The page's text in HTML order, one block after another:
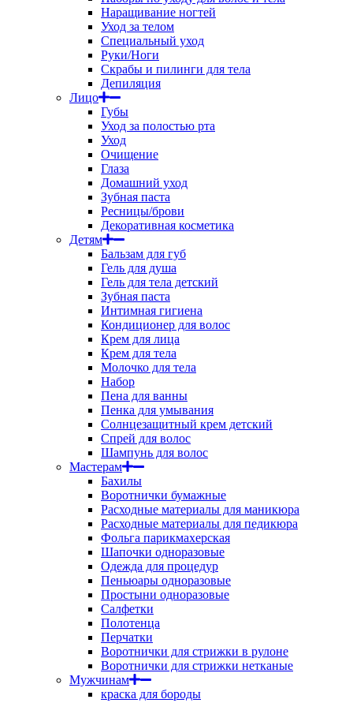
Наращивание ногтей
Уход за телом
Специальный уход
Руки/Ноги
Скрабы и пилинги для тела
Депиляция
Лицо
Губы
Уход за полостью рта
Уход
Очищение
Глаза
Домашний уход
Зубная паста
Ресницы/брови
Декоративная косметика
Детям
Бальзам для губ
Гель для душа
Гель для тела детский
Зубная паста
Интимная гигиена
Кондиционер для волос
Крем для лица
Крем для тела
Молочко для тела
Набор
Пена для ванны
Пенка для умывания
Солнцезащитный крем детский
Спрей для волос
Шампунь для волос
Мастерам
Бахилы
Воротнички бумажные
Расходные материалы для маникюра
Расходные материалы для педикюра
Фольга парикмахерская
Шапочки одноразовые
Одежда для процедур
Пеньюары одноразовые
Простыни одноразовые
Салфетки
Полотенца
Перчатки
Воротнички для стрижки в рулоне
Воротнички для стрижки нетканые
Мужчинам
краска для бороды